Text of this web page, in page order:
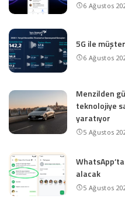
6 Ağustos
5G ile
6 Ağustos
Menzilden
teknolojiye
yaratıyor
5 Ağustos
alacak
5 Ağustos